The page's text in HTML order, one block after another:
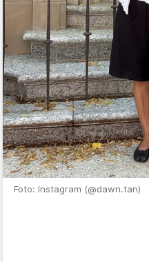
Foto: Instagram (@dawn.tan)